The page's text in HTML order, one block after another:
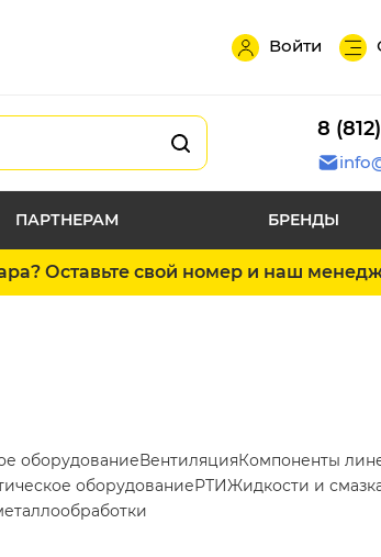
Войти
8
ПАРТНЕРАМ БРЕНДЫ
Оставьте свой номер и наш
оборудованиеВентиляцияКомпоненты
оборудованиеРТИЖидкости и